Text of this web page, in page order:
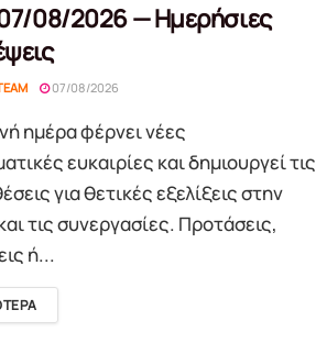
08/2026 — Ημερήσιες
07/08/2026
ημέρα φέρνει νέες
ευκαιρίες και δημιουργεί τις
για θετικές εξελίξεις στην
τις συνεργασίες. Προτάσεις,
ή...
DETAILS